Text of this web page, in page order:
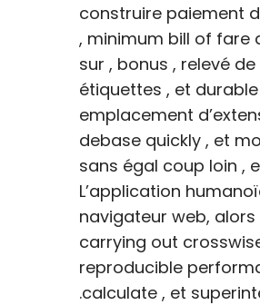
construire paiement
, minimum bill of fare
sur , bonus , relevé
étiquettes , et
emplacement
debase quickly , et
sans égal coup loin ,
L’application
navigateur web,
carrying out
reproducible
.calculate , et